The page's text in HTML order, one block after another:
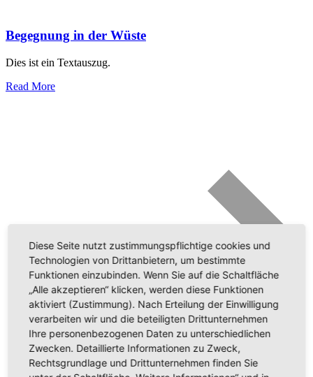
Begegnung in der Wüste
Dies ist ein Textauszug.
Read More
Diese Seite nutzt zustimmungspflichtige cookies und
Technologien von Drittanbietern, um bestimmte
Funktionen einzubinden. Wenn Sie auf die Schaltfläche
„Alle akzeptieren“ klicken, werden diese Funktionen
aktiviert (Zustimmung). Nach Erteilung der Einwilligung
verarbeiten wir und die beteiligten Drittunternehmen
Ihre personenbezogenen Daten zu unterschiedlichen
Zwecken. Detaillierte Informationen zu Zweck,
Rechtsgrundlage und Drittunternehmen finden Sie